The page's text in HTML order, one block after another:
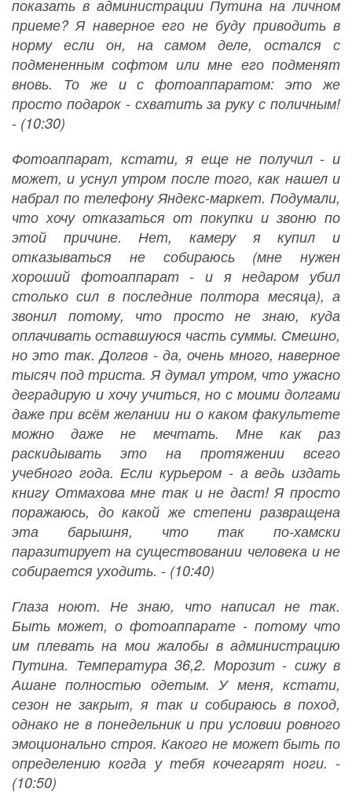
показать в администрации Путина на личном
приеме? Я наверное его не буду приводить в
норму если он, на самом деле, остался с
подмененным софтом или мне его подменят
вновь. То же и с фотоаппаратом: это же
просто подарок - схватить за руку с поличным!
- (10:30)
Фотоаппарат, кстати, я еще не получил - и
может, и уснул утром после того, как нашел и
набрал по телефону Яндекс-маркет. Подумали,
что хочу отказаться от покупки и звоню по
этой причине. Нет, камеру я купил и
отказываться не собираюсь (мне нужен
хороший фотоаппарат - и я недаром убил
столько сил в последние полтора месяца), а
звонил потому, что просто не знаю, куда
оплачивать оставшуюся часть суммы. Смешно,
но это так. Долгов - да, очень много, наверное
тысяч под триста. Я думал утром, что ужасно
деградирую и хочу учиться, но с моими долгами
даже при всём желании ни о каком факультете
можно даже не мечтать. Мне как раз
раскидывать это на протяжении всего
учебного года. Если курьером - а ведь издать
книгу Отмахова мне так и не даст! Я просто
поражаюсь, до какой же степени развращена
эта барышня, что так по-хамски
паразитирует на существовании человека и не
собирается уходить. - (10:40)
Глаза ноют. Не знаю, что написал не так.
Быть может, о фотоаппарате - потому что
им плевать на мои жалобы в администрацию
Путина. Температура 36,2. Морозит - сижу в
Ашане полностью одетым. У меня, кстати,
сезон не закрыт, я так и собираюсь в поход,
однако не в понедельник и при условии ровного
эмоционально строя. Какого не может быть по
определению когда у тебя кочегарят ноги. -
(10:50)